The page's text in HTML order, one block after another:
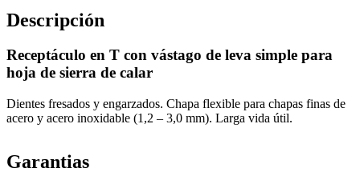
Descripción
Receptáculo en T con vástago de leva simple para
hoja de sierra de calar
Dientes fresados ​​y engarzados. Chapa flexible para chapas finas de
acero y acero inoxidable (1,2 – 3,0 mm). Larga vida útil.
Garantias